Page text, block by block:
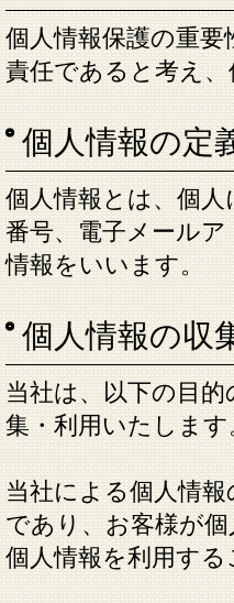
個人情報保護の重
責任であると考え
個人情報の定
個人情報とは、個
番号、電子メール
情報をいいます。
個人情報の収
当社は、以下の目
集・利用いたします
当社による個人情
であり、お客様が
個人情報を利用す